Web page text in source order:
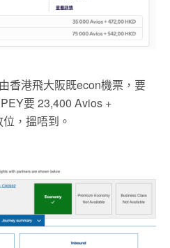
香港飛大阪既econ機票，要
要 23,400 Avios +
，搵唔到。